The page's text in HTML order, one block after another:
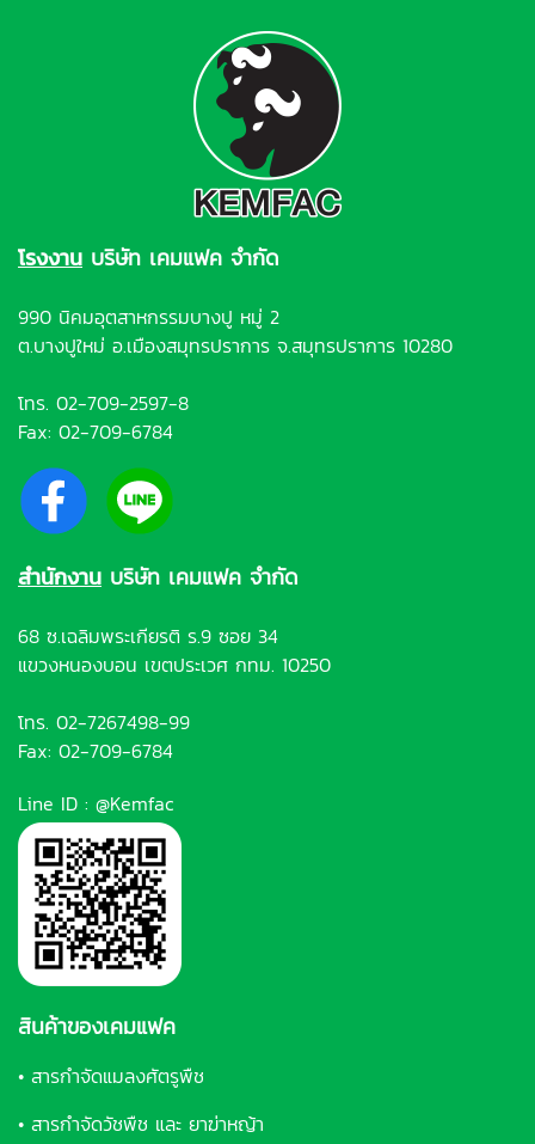
โรงงาน บริษัท เคมแฟค จำกัด
990 นิคมอุตสาหกรรมบางปู หมู่ 2
ต.บางปูใหม่ อ.เมืองสมุทรปราการ จ.สมุทรปราการ 10280
โทร. 02-709-2597-8
Fax: 02-709-6784
สำนักงาน บริษัท เคมแฟค จำกัด
68 ซ.เฉลิมพระเกียรติ ร.9 ซอย 34
แขวงหนองบอน เขตประเวศ กทม. 10250
โทร. 02-7267498-99
Fax: 02-709-6784
Line ID : @Kemfac
สินค้าของเคมแฟค
• สารกำจัดแมลงศัตรูพืช
• สารกำจัดวัชพืช และ ยาฆ่าหญ้า